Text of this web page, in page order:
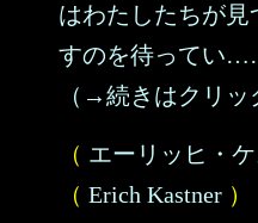
はわたしたちが
すのを待ってい
（→続きはクリッ
（ エーリッヒ・
（ Erich Kastner ）